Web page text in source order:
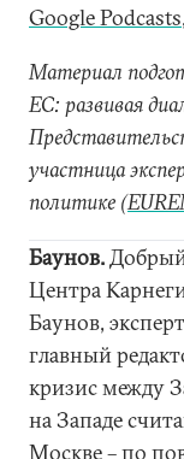
Google Podcasts,
Материал
ЕС: развивая
участница
политике (
Баунов.
Центра
Баунов,
главный
кризис между
на Западе
Москве – по